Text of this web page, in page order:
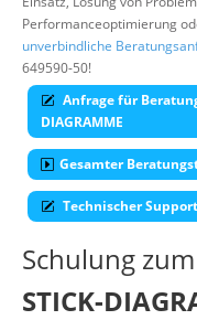
Performanceoptimierung
unverbindliche
649590-50!
Anfrage für
DIAGRAMME
Gesamter
Technischer Support
Schulung
STICK-